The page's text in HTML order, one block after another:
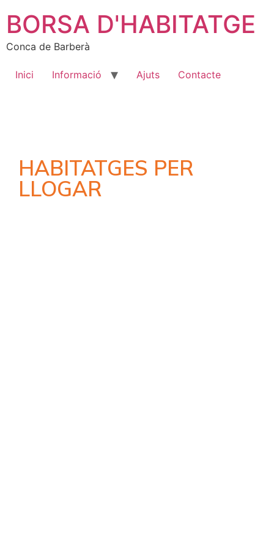
BORSA D'HABITATGE
Conca de Barberà
Inici Informació Ajuts Contacte
HABITATGES PER
LLOGAR